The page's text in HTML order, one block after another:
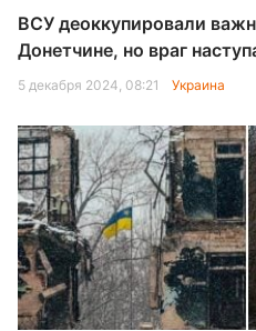
ВСУ деоккупировали
Донетчине, но враг
5 декабря 2024, 08:21 Украина